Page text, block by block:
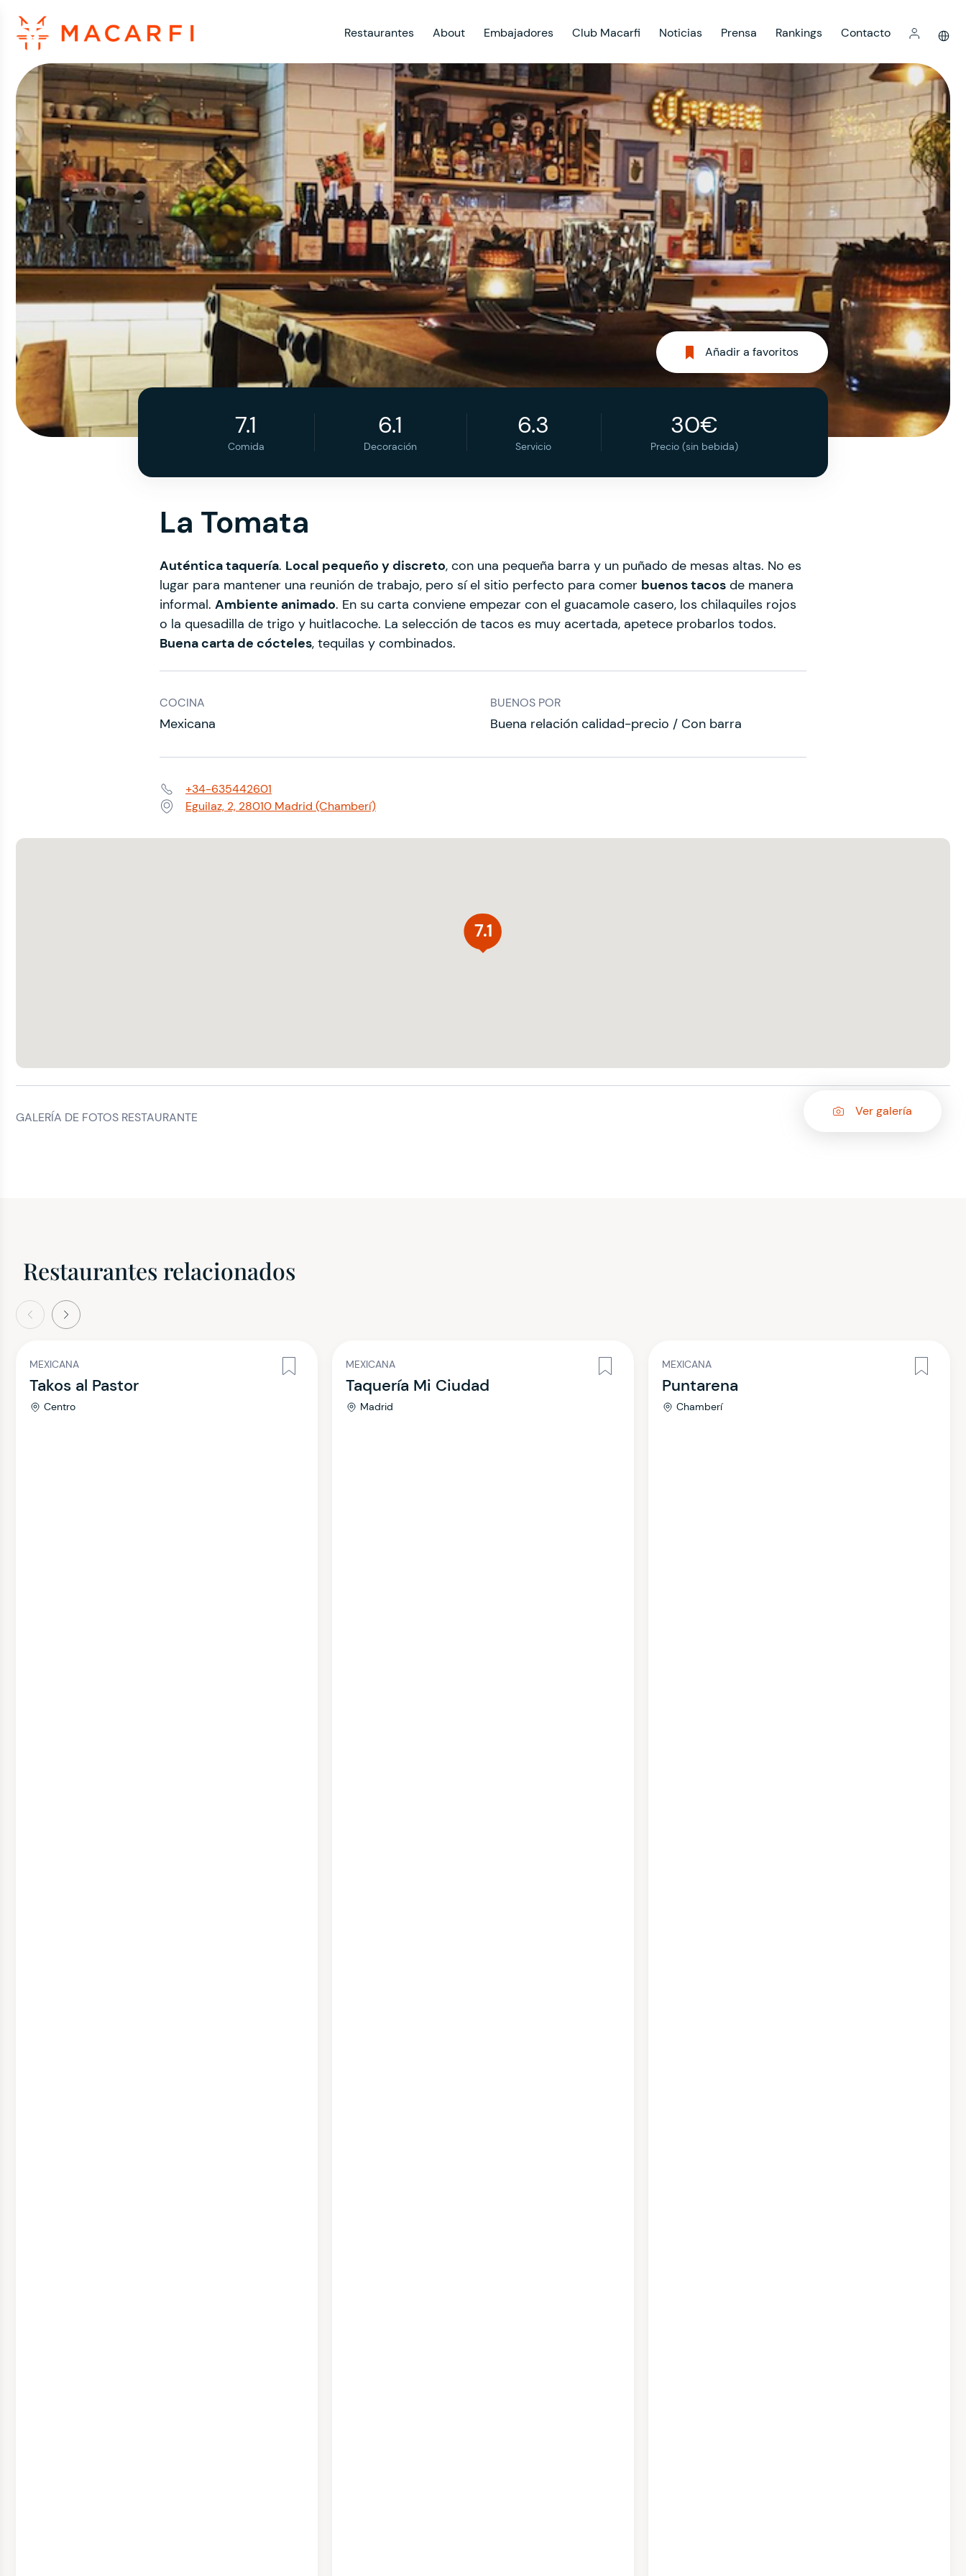
Restaurantes About Embajadores Club Macarfi Noticias Prensa Rankings Contacto
Añadir a favoritos
7.1
Comida
6.1
Decoración
6.3
Servicio
30€
Precio (sin bebida)
La Tomata
Auténtica taquería. Local pequeño y discreto, con una pequeña barra y un puñado de mesas altas. No es
lugar para mantener una reunión de trabajo, pero sí el sitio perfecto para comer buenos tacos de manera
informal. Ambiente animado. En su carta conviene empezar con el guacamole casero, los chilaquiles rojos
o la quesadilla de trigo y huitlacoche. La selección de tacos es muy acertada, apetece probarlos todos.
Buena carta de cócteles, tequilas y combinados.
COCINA
Mexicana
BUENOS POR
Buena relación calidad-precio / Con barra
Teléfono:+34-635442601
Dirección:Eguilaz, 2, 28010 Madrid (Chamberí)
7.1
GALERÍA DE FOTOS RESTAURANTE Ver galería
Restaurantes relacionados
Siguiente
MEXICANA
Takos al Pastor
Centro
MEXICANA
Taquería Mi Ciudad
Madrid
MEXICANA
Puntarena
Chamberí